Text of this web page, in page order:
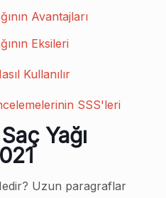
Avantajları
Eksileri
Kullanılır
SSS'leri
Yağı
Uzun paragraflar